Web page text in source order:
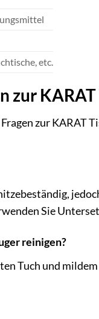
etc.
zur
zur KARAT
Sie
reinigen?
Tuch und